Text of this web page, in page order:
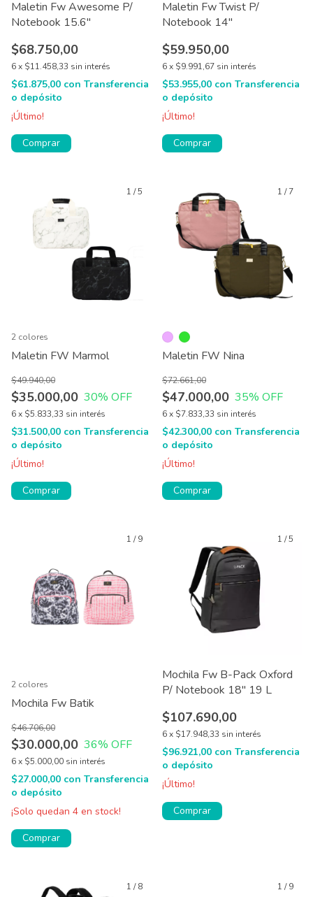
Maletin Fw Awesome P/
Notebook 15.6''
$68.750,00
6x $11.458,33 sin interés
$61.875,00 con Transferencia
o depósito
¡Último!
Comprar
Maletin Fw Twist P/
Notebook 14''
$59.950,00
6x $9.991,67 sin interés
$53.955,00 con Transferencia
o depósito
¡Último!
Comprar
1 /5
Maletin FW Marmol
$35.000,00
$49.940,00
30% OFF
6x $5.833,33 sin interés
$31.500,00 con Transferencia
o depósito
¡Último!
2 colores
Comprar
1 /7
Maletin FW Nina
$47.000,00
$72.661,00
35% OFF
6x $7.833,33 sin interés
$42.300,00 con Transferencia
o depósito
¡Último!
Comprar
1 /9
Mochila Fw Batik
$30.000,00
$46.706,00
36% OFF
6x $5.000,00 sin interés
$27.000,00 con Transferencia
o depósito
¡Solo quedan 4 en stock!
2 colores
Comprar
1 /5
Mochila Fw B-Pack Oxford
P/ Notebook 18'' 19 L
$107.690,00
6x $17.948,33 sin interés
$96.921,00 con Transferencia
o depósito
¡Último!
1 /8 1 /9